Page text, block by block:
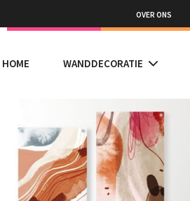
OVER ONS
HOME WANDDECORATIE